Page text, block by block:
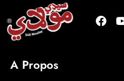
A Propos